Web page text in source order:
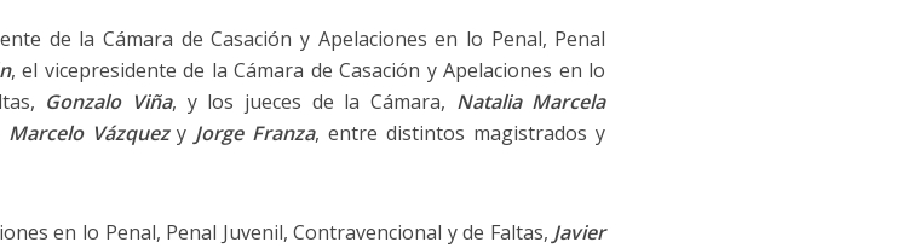
de la Cámara de Casación y Apelaciones en lo Penal, Penal
, el vicepresidente de la Cámara de Casación y Apelaciones en lo
Gonzalo Viña, y los jueces de la Cámara, Natalia Marcela
Marcelo Vázquezy Jorge Franza, entre distintos magistrados y
en lo Penal, Penal Juvenil, Contravencional y de Faltas, Javier